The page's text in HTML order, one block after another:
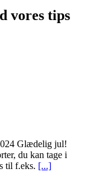
vores tips
Glædelig jul!
du kan tage i
til f.eks. [...]